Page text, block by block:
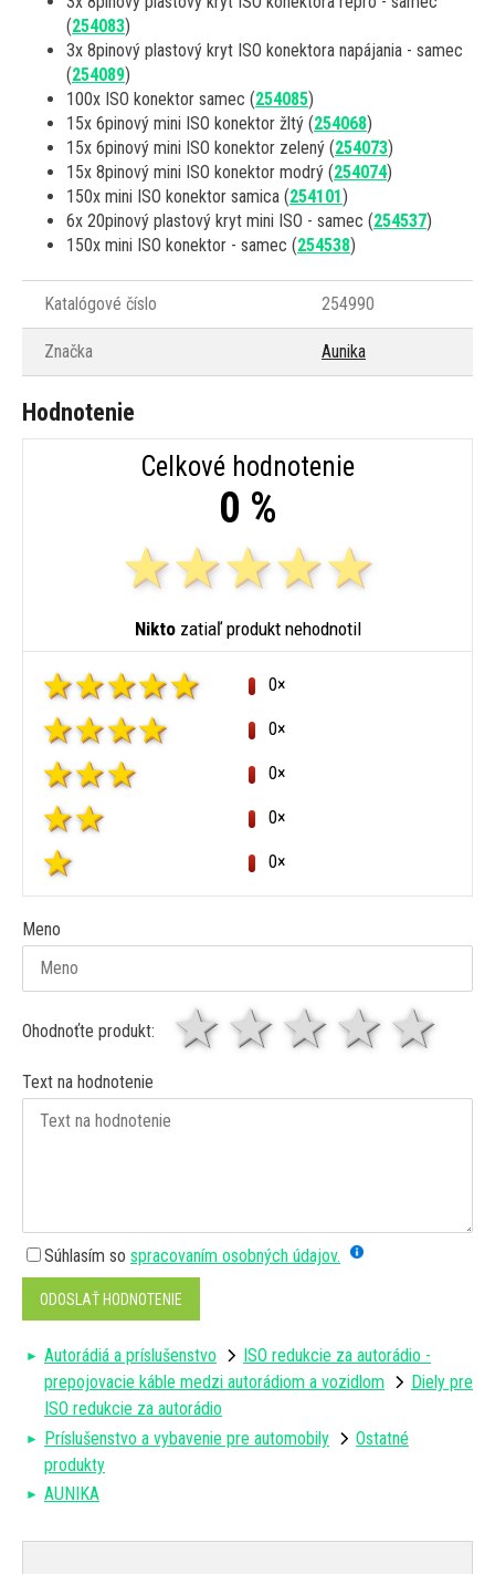
(254083)
3x 8pinový plastový kryt ISO konektora napájania - samec
(254089)
100x ISO konektor samec (254085)
15x 6pinový mini ISO konektor žltý (254068)
15x 6pinový mini ISO konektor zelený (254073)
15x 8pinový mini ISO konektor modrý (254074)
150x mini ISO konektor samica (254101 )
6x 20pinový plastový kryt mini ISO - samec (254537)
150x mini ISO konektor - samec (254538)
Katalógové číslo 254990
Značka Aunika
Hodnotenie
Celkové hodnotenie
0 %
Niktozatiaľ produkt nehodnotil
0×
0×
0×
0×
0×
Meno
Ohodnoťte produkt: 4
3
2 hviezdy
1 hviezda
Text na hodnotenie
Súhlasím so spracovaním osobných údajov.
ODOSLAŤ HODNOTENIE
Autorádiá a príslušenstvo
ISO redukcie za autorádio -
prepojovacie káble medzi autorádiom a vozidlom
Diely pre
ISO redukcie za autorádio
Príslušenstvo a vybavenie pre automobily
Ostatné
produkty
AUNIKA